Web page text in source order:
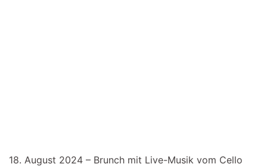
18. August 2024 – Brunch mit Live-Musik vom Cello